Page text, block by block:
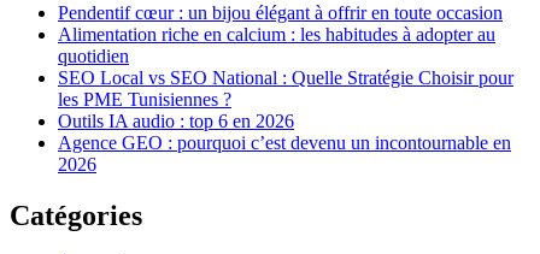
Pendentif cœur : un bijou élégant à offrir en toute occasion
Alimentation riche en calcium : les habitudes à adopter au
quotidien
SEO Local vs SEO National : Quelle Stratégie Choisir pour
les PME Tunisiennes ?
Outils IA audio : top 6 en 2026
Agence GEO : pourquoi c’est devenu un incontournable en
2026
Catégories